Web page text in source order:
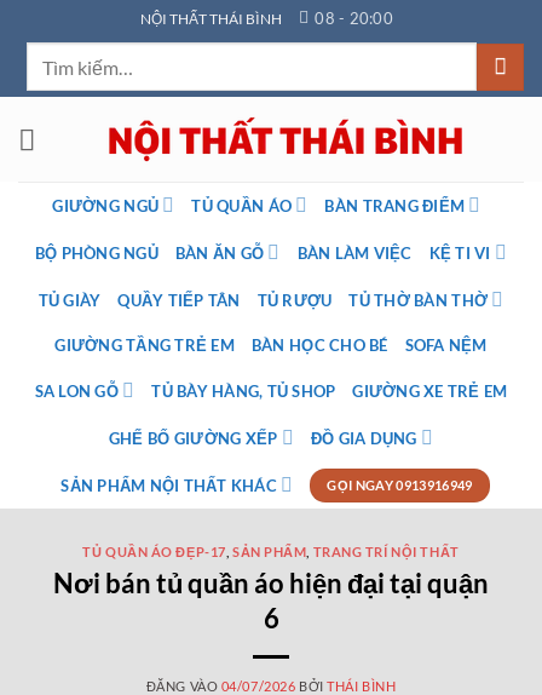
qua
dung
NỘI THẤT THÁI BÌNH 08 - 20:00
GIƯỜNG NGỦ TỦ QUẦN ÁO BÀN TRANG ĐIỂM
BỘ PHÒNG NGỦ BÀN ĂN GỖ BÀN LÀM VIỆC KỆ TI VI
TỦ GIÀY QUẦY TIẾP TÂN TỦ RƯỢU TỦ THỜ BÀN THỜ
GIƯỜNG TẦNG TRẺ EM BÀN HỌC CHO BÉ SOFA NỆM
SA LON GỖ TỦ BÀY HÀNG, TỦ SHOP GIƯỜNG XE TRẺ EM
GHẾ BỐ GIƯỜNG XẾP ĐỒ GIA DỤNG
SẢN PHẨM NỘI THẤT KHÁC GỌI NGAY 0913916949
TỦ QUẦN ÁO ĐẸP-17 SẢN PHẨM TRANG TRÍ NỘI THẤT
Nơi bán tủ quần áo hiện đại tại quận
6
ĐĂNG VÀO 04/07/2026 BỞITHÁI BÌNH